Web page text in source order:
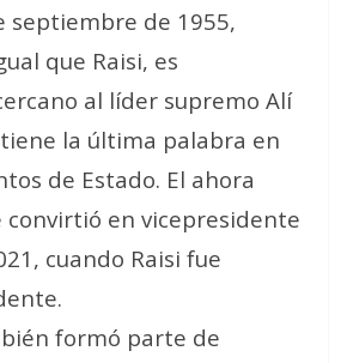
septiembre de 1955,
que Raisi, es
al líder supremo Alí
la última palabra en
de Estado. El ahora
convirtió en vicepresidente
cuando Raisi fue
formó parte de